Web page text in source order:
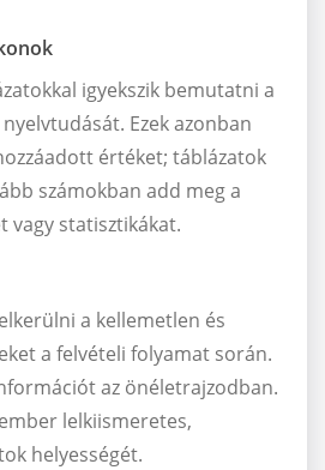
igyekszik bemutatni a
Ezek azonban
értéket; táblázatok
számokban add meg a
vagy statisztikákat.
a kellemetlen és
a felvételi folyamat során.
az önéletrajzodban.
lelkiismeretes,
helyességét.